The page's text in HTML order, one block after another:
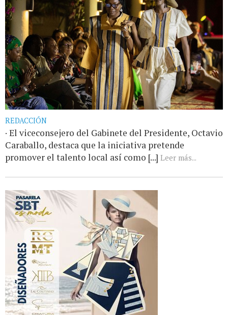
REDACCIÓN
· El viceconsejero del Gabinete del Presidente, Octavio
Caraballo, destaca que la iniciativa pretende
promover el talento local así como [...] Leer más...